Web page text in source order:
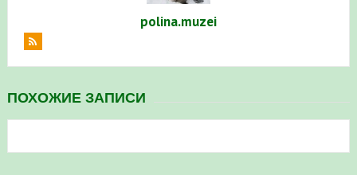
polina.muzei
ПОХОЖИЕ ЗАПИСИ